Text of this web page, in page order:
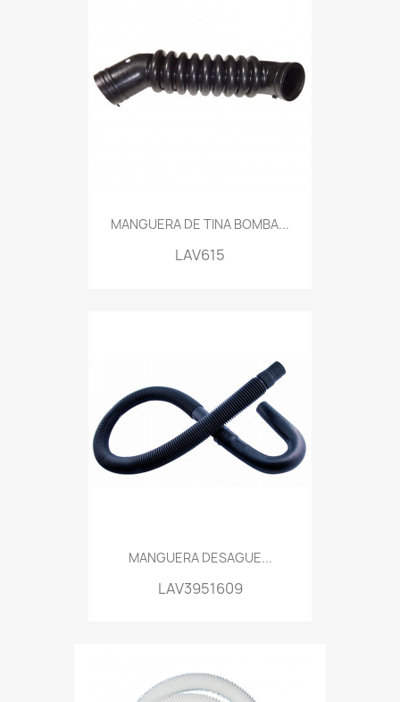
MANGUERA DE TINA BOMBA...
LAV615
MANGUERA DESAGUE...
LAV3951609